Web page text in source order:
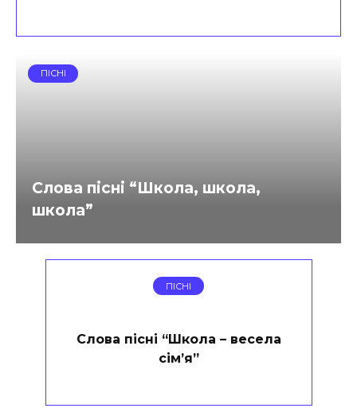
ПІСНІ
Слова пісні “Школа, школа,
школа”
ПІСНІ
Слова пісні “Школа – весела
сім’я”